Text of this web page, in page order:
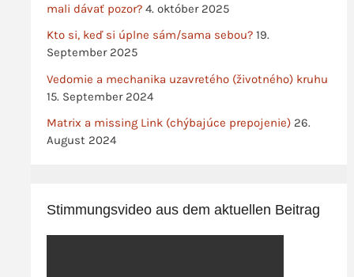
mali dávať pozor? 4. október 2025
Kto si, keď si úplne sám/sama sebou? 19.
September 2025
Vedomie a mechanika uzavretého (životného) kruhu
15. September 2024
Matrix a missing Link (chýbajúce prepojenie) 26.
August 2024
Stimmungsvideo aus dem aktuellen Beitrag